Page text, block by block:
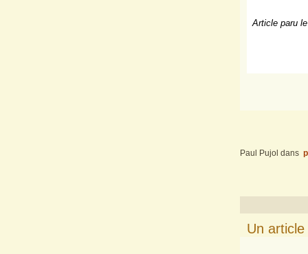
Article paru
Paul Pujol dans
Un